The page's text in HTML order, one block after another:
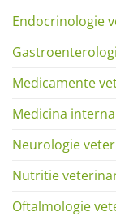
Endocrinologie
Medicamente
Medicina
Neurologie
Nutritie
Oftalmologie